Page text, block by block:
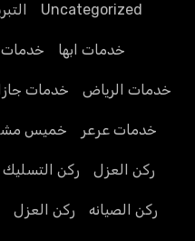
Uncategorized
خدمات ابها خدمات
خدمات الرياض خدمات
خدمات عرعر خميس
ركن العزل ركن التسليك
ركن الصيانه ركن العزل